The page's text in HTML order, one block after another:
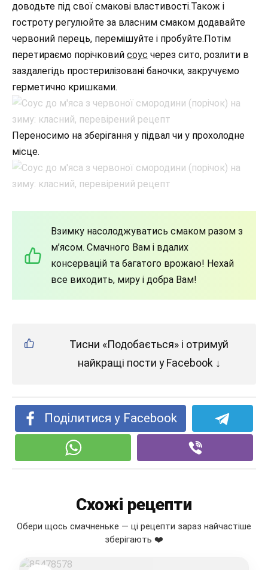
доводьте під свої смакові властивості.Також і
гостроту регулюйте за власним смаком додавайте
червоний перець, перемішуйте і пробуйте.Потім
перетираємо порічковий соус через сито, розлити в
заздалегідь простерилізовані баночки, закручуємо
герметично кришками.
Переносимо на зберігання у підвал чи у прохолодне
місце.
Взимку насолоджуватись смаком разом з
м’ясом. Смачного Вам і вдалих
консервацій та багатого врожаю! Нехай
все виходить, миру і добра Вам!
Тисни «Подобається» і отримуй
найкращі пости у Facebook ↓
Поділитися у Facebook
Схожі рецепти
Обери щось смачненьке — ці рецепти зараз найчастіше
зберігають ❤️